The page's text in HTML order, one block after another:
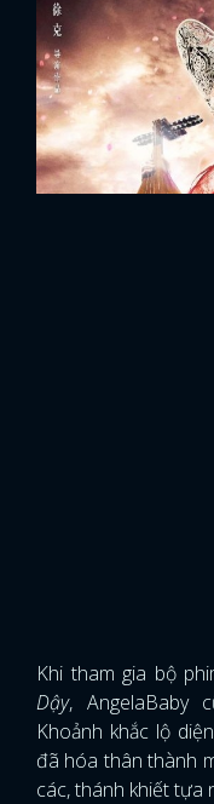
Khi tham gia bộ
Dậy, AngelaBaby
Khoảnh khắc lộ
đã hóa thân thành
các, thánh khiết tựa